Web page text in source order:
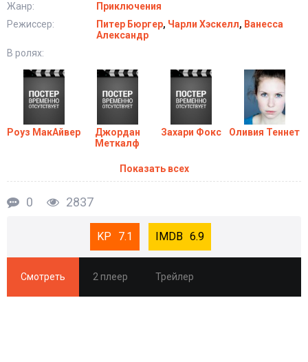
Жанр:
Приключения
Режиссер:
Питер Бюргер, Чарли Хэскелл, Ванесса
Александр
В ролях:
Роуз МакАйвер
Джордан
Меткалф
Захари Фокс Оливия Теннет
Показать всех
0 2837
7.1 6.9
Смотреть 2 плеер Трейлер